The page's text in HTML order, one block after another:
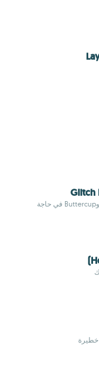
Glitch
فتيات القوة Bubbles ،Blossom، وButtercup في حاجة
خطيرة